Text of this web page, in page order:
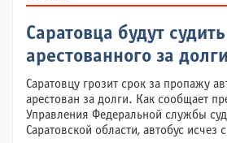
Саратовца будут
арестованного за
Саратовцу грозит срок за пропажу
арестован за долги. Как сообщает
Управления Федеральной службы
Саратовской области, автобус исчез